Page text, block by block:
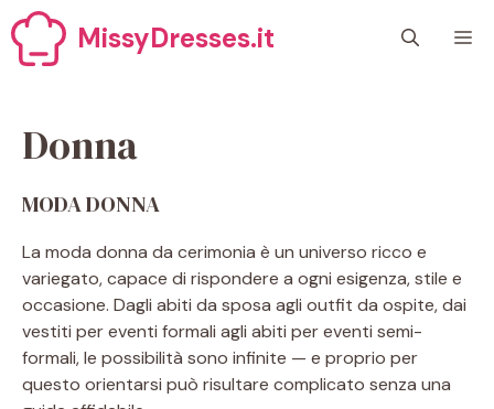
al
contenuto
MissyDresses.it
Donna
MODA DONNA
La moda donna da cerimonia è un universo ricco e
variegato, capace di rispondere a ogni esigenza, stile e
occasione. Dagli abiti da sposa agli outfit da ospite, dai
vestiti per eventi formali agli abiti per eventi semi-
formali, le possibilità sono infinite — e proprio per
questo orientarsi può risultare complicato senza una